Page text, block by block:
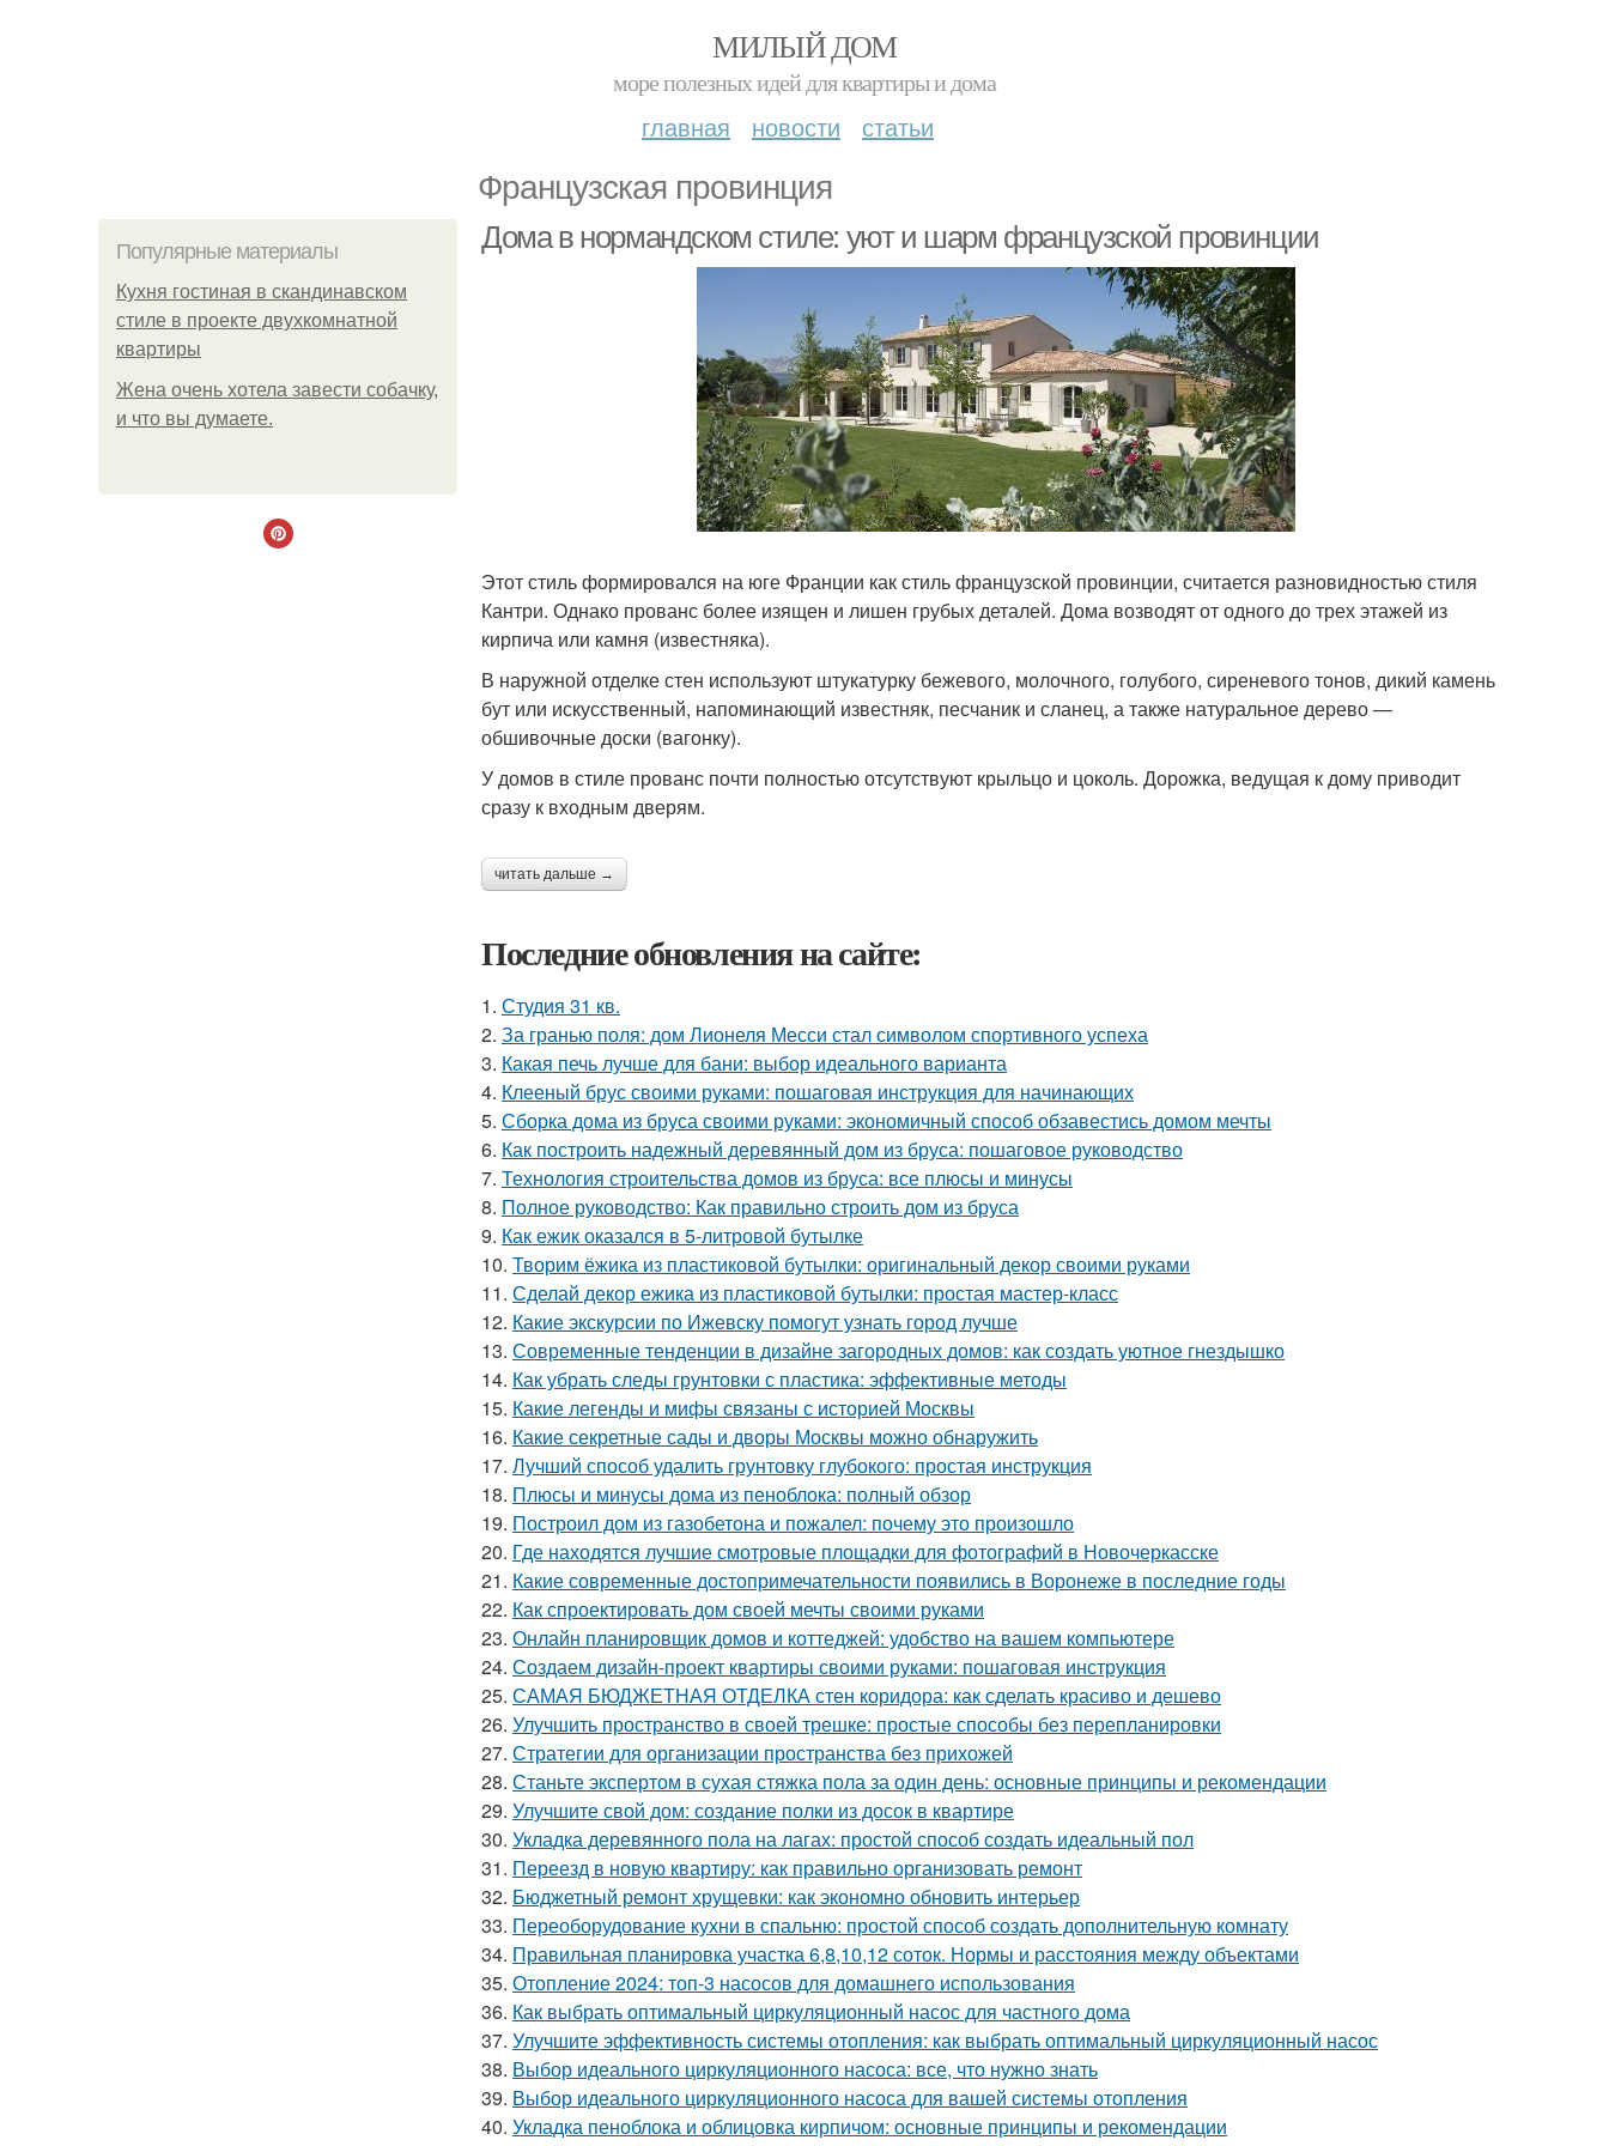
МИЛЫЙ ДОМ
море полезных идей для квартиры и дома
главная новости статьи
Французская провинция
Популярные материалы
Кухня гостиная в скандинавском
стиле в проекте двухкомнатной
квартиры
Жена очень хотела завести собачку,
и что вы думаете.
Дома в нормандском стиле: уют и шарм французской провинции
Этот стиль формировался на юге Франции как стиль французской провинции, считается разновидностью стиля
Кантри. Однако прованс более изящен и лишен грубых деталей. Дома возводят от одного до трех этажей из
кирпича или камня (известняка).
В наружной отделке стен используют штукатурку бежевого, молочного, голубого, сиреневого тонов, дикий камень
бут или искусственный, напоминающий известняк, песчаник и сланец, а также натуральное дерево —
обшивочные доски (вагонку).
У домов в стиле прованс почти полностью отсутствуют крыльцо и цоколь. Дорожка, ведущая к дому приводит
сразу к входным дверям.
читать дальше →
Последние обновления на сайте:
1. Студия 31 кв.
2. За гранью поля: дом Лионеля Месси стал символом спортивного успеха
3. Какая печь лучше для бани: выбор идеального варианта
4. Клееный брус своими руками: пошаговая инструкция для начинающих
5. Сборка дома из бруса своими руками: экономичный способ обзавестись домом мечты
6. Как построить надежный деревянный дом из бруса: пошаговое руководство
7. Технология строительства домов из бруса: все плюсы и минусы
8. Полное руководство: Как правильно строить дом из бруса
9. Как ежик оказался в 5-литровой бутылке
10. Творим ёжика из пластиковой бутылки: оригинальный декор своими руками
11. Сделай декор ежика из пластиковой бутылки: простая мастер-класс
12. Какие экскурсии по Ижевску помогут узнать город лучше
13. Современные тенденции в дизайне загородных домов: как создать уютное гнездышко
14. Как убрать следы грунтовки с пластика: эффективные методы
15. Какие легенды и мифы связаны с историей Москвы
16. Какие секретные сады и дворы Москвы можно обнаружить
17. Лучший способ удалить грунтовку глубокого: простая инструкция
18. Плюсы и минусы дома из пеноблока: полный обзор
19. Построил дом из газобетона и пожалел: почему это произошло
20. Где находятся лучшие смотровые площадки для фотографий в Новочеркасске
21. Какие современные достопримечательности появились в Воронеже в последние годы
22. Как спроектировать дом своей мечты своими руками
23. Онлайн планировщик домов и коттеджей: удобство на вашем компьютере
24. Создаем дизайн-проект квартиры своими руками: пошаговая инструкция
25. САМАЯ БЮДЖЕТНАЯ ОТДЕЛКА стен коридора: как сделать красиво и дешево
26. Улучшить пространство в своей трешке: простые способы без перепланировки
27. Стратегии для организации пространства без прихожей
28. Станьте экспертом в сухая стяжка пола за один день: основные принципы и рекомендации
29. Улучшите свой дом: создание полки из досок в квартире
30. Укладка деревянного пола на лагах: простой способ создать идеальный пол
31. Переезд в новую квартиру: как правильно организовать ремонт
32. Бюджетный ремонт хрущевки: как экономно обновить интерьер
33. Переоборудование кухни в спальню: простой способ создать дополнительную комнату
34. Правильная планировка участка 6,8,10,12 соток. Нормы и расстояния между объектами
35. Отопление 2024: топ-3 насосов для домашнего использования
36. Как выбрать оптимальный циркуляционный насос для частного дома
37. Улучшите эффективность системы отопления: как выбрать оптимальный циркуляционный насос
38. Выбор идеального циркуляционного насоса: все, что нужно знать
39. Выбор идеального циркуляционного насоса для вашей системы отопления
40. Укладка пеноблока и облицовка кирпичом: основные принципы и рекомендации